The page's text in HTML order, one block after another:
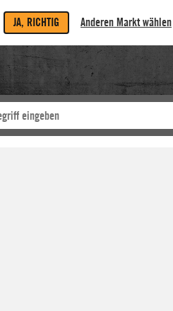
JA, RICHTIG Anderen Markt wählen